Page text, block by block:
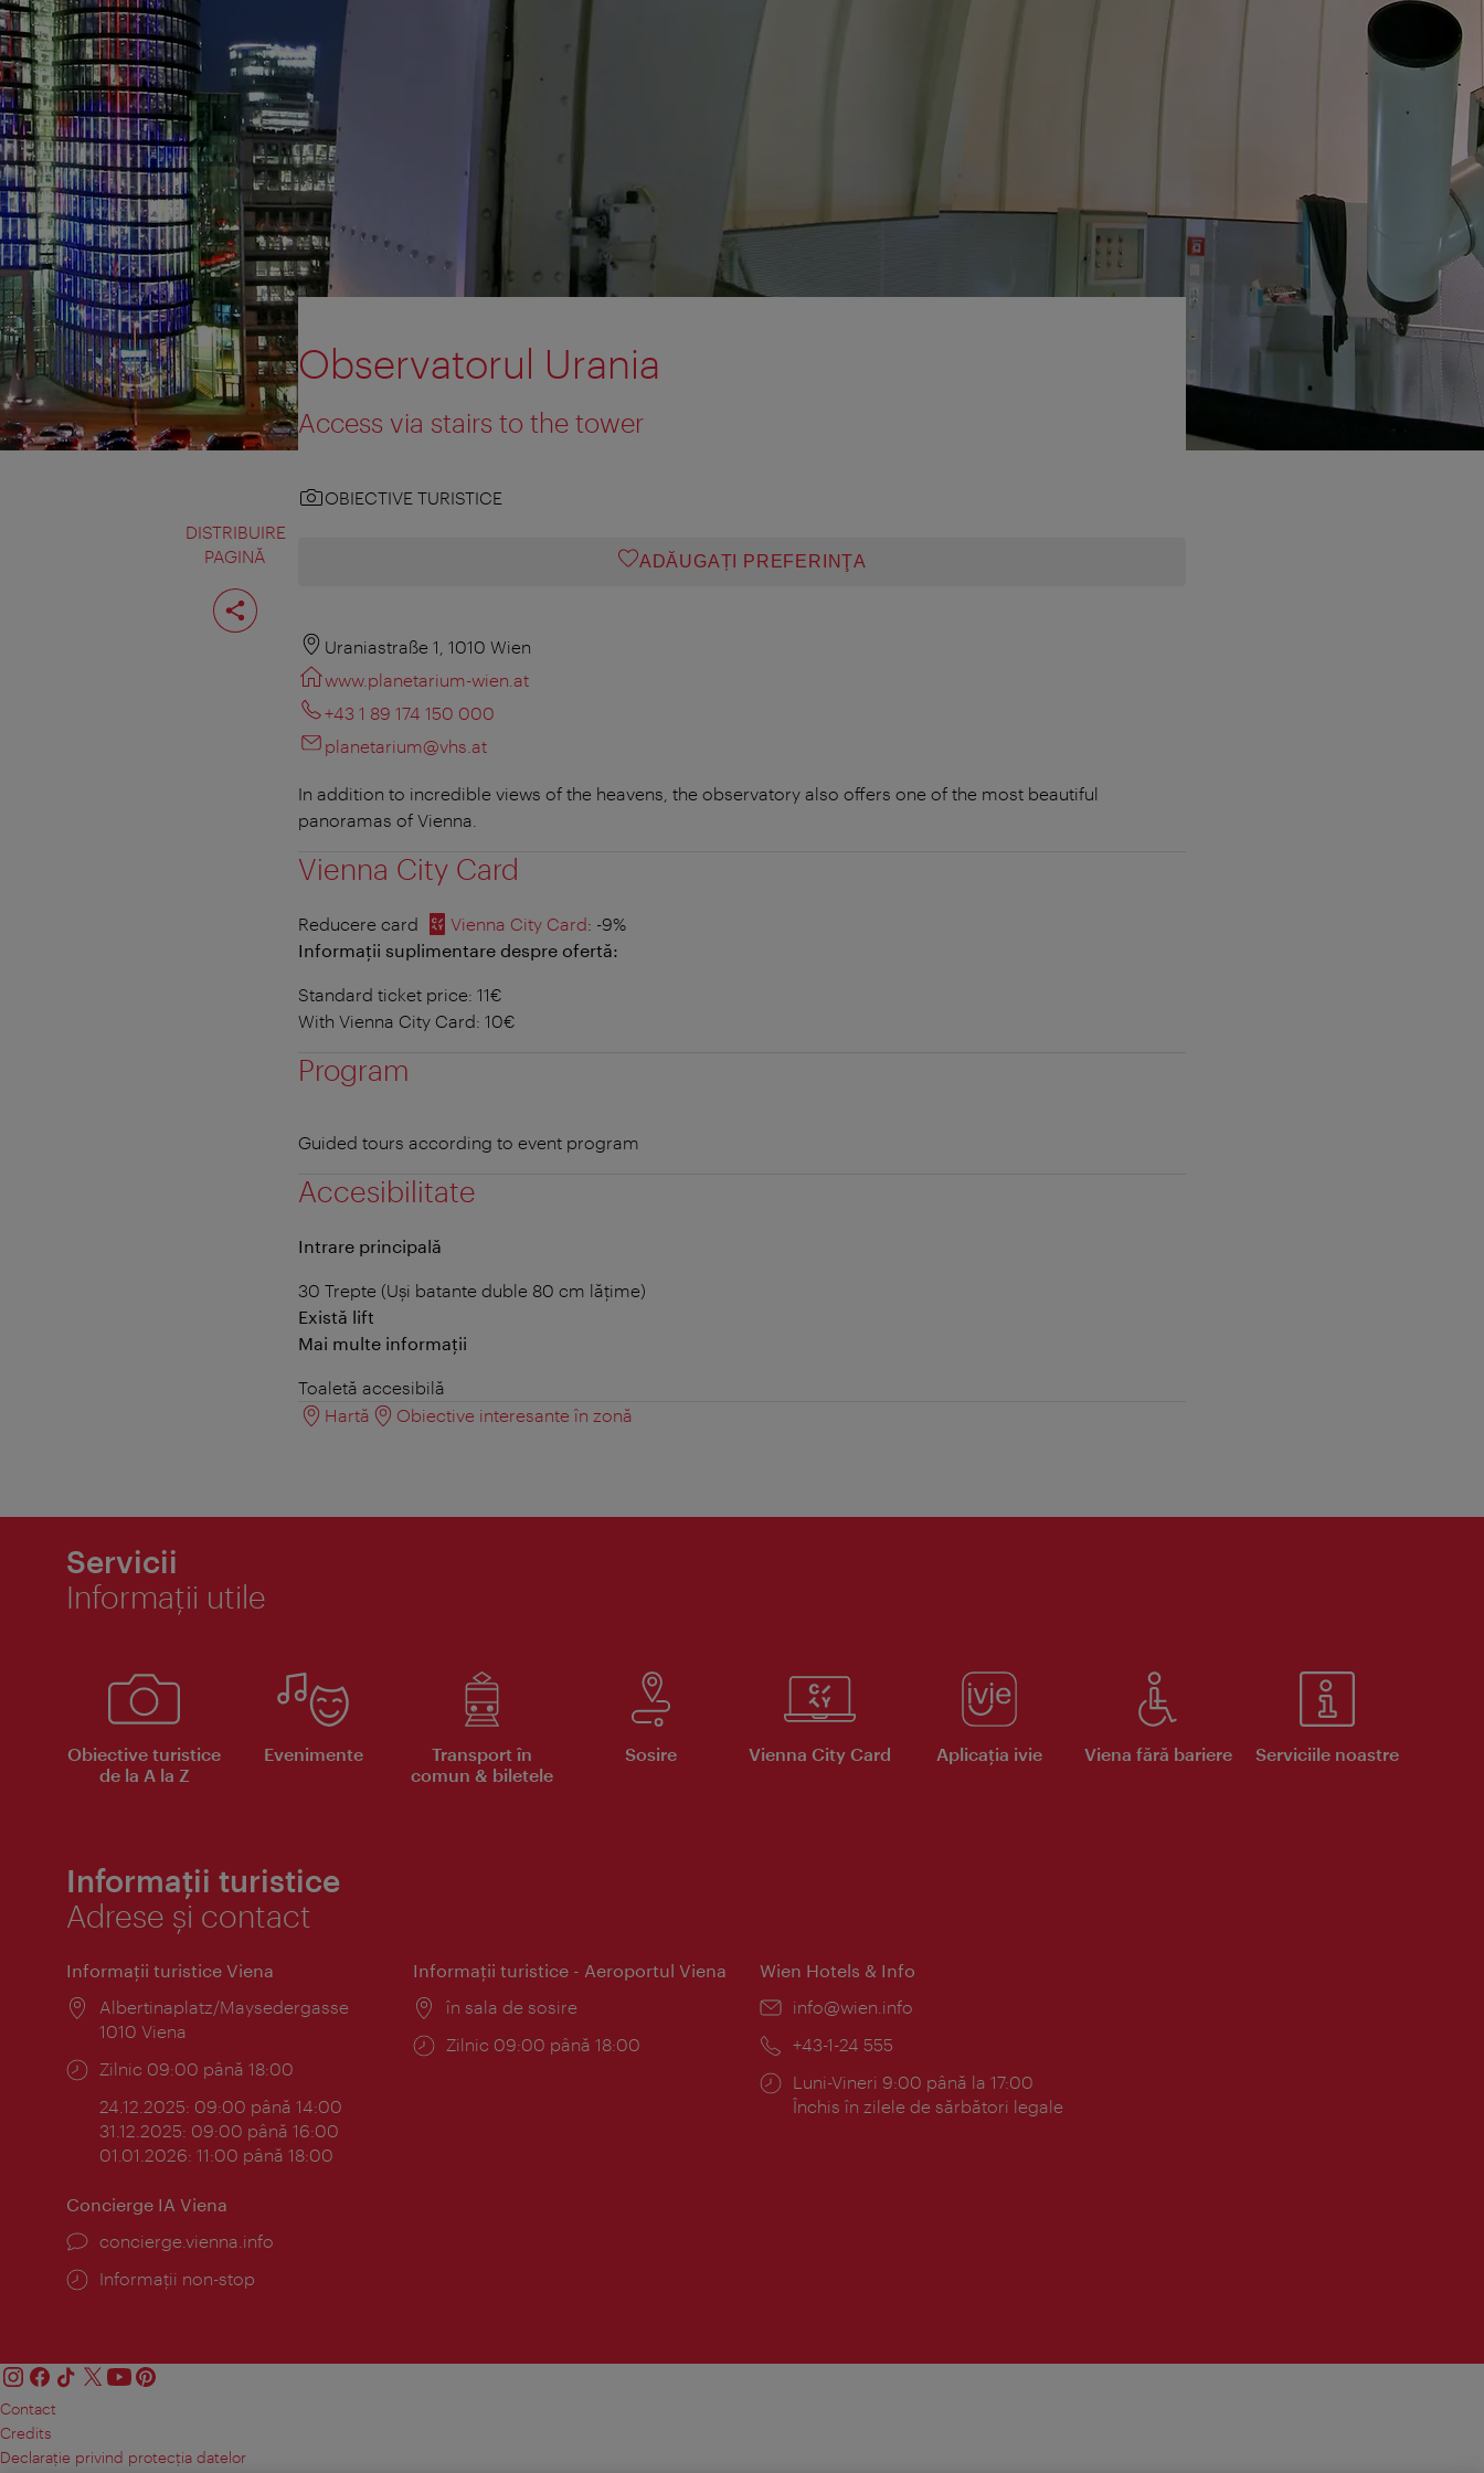
DISTRIBUIRE
PAGINĂ
Distribuiţi
pagina
Observatorul Urania
Access via stairs to the tower
OBIECTIVE TURISTICE
ADĂUGAȚI PREFERINŢA
Uraniastraße 1, 1010 Wien
www.planetarium-wien.at
+43 1 89 174 150 000
planetarium@vhs.at
In addition to incredible views of the heavens, the observatory also offers one of the most beautiful
panoramas of Vienna.
Vienna City Card
Reducere card Vienna City Card: -9%
Informații suplimentare despre ofertă:
Standard ticket price: 11€
With Vienna City Card: 10€
Program
Guided tours according to event program
Accesibilitate
Intrare principală
30 Trepte (Uși batante duble 80 cm lățime)
Există lift
Mai multe informații
Toaletă accesibilă
Hartă
Obiective interesante în zonă
Servicii
Informaţii utile
Obiective turistice
de la A la Z
Evenimente
Transport în
comun & biletele
Sosire Vienna City Card Aplicaţia ivie Viena fără bariere Serviciile noastre
Informații turistice
Adrese și contact
Informaţii turistice Viena
Locul:
Albertinaplatz/Maysedergasse
1010 Viena
Program:
Zilnic 09:00 până 18:00
24.12.2025: 09:00 până 14:00
31.12.2025: 09:00 până 16:00
01.01.2026: 11:00 până 18:00
Informaţii turistice - Aeroportul Viena
Locul:
în sala de sosire
Program:
Zilnic 09:00 până 18:00
Wien Hotels & Info
E-
info@wien.info
Telefon:
+43-1-24 555
Program:
Luni-Vineri 9:00 până la 17:00
Închis în zilele de sărbători legale
Concierge IA Viena
concierge.vienna.info
Informații non-stop
Contact
Credits
Declaraţie privind protecţia datelor